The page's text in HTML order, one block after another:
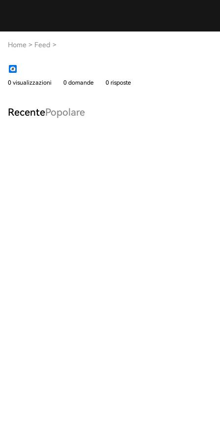
Home > Feed >
0 visualizzazioni 0 domande 0 risposte
RecentePopolare